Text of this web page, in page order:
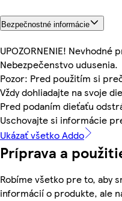
Bezpečnostné informácie
UPOZORNENIE!
Nebezpečenstvo udusenia.
Pozor: Pred použitím si
Vždy dohliadajte na svoje
Pred podaním dieťaťu
Uschovajte si informácie
Ukázať všetko Addo
Príprava a
Robíme všetko pre to, aby
informácií o produkte, ale